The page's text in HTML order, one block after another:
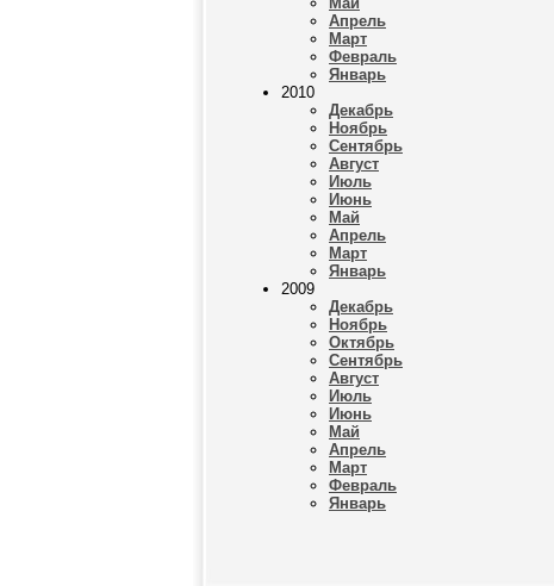
Апрель
Март
Февраль
Январь
2010
Декабрь
Ноябрь
Сентябрь
Август
Июль
Июнь
Май
Апрель
Март
Январь
2009
Декабрь
Ноябрь
Октябрь
Сентябрь
Август
Июль
Июнь
Май
Апрель
Март
Февраль
Январь